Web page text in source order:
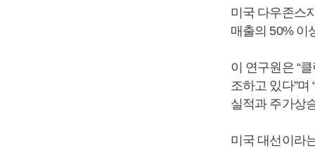
미국 다우존스
매출의 50% 이
이 연구원은 “
조하고 있다”
실적과 주가상
미국 대선이라